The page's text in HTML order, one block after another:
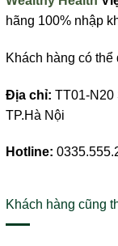
hãng 100% nhập
Khách hàng có
Địa chỉ: TT01-
TP.Hà Nội
Hotline:
Khách hàng cũng